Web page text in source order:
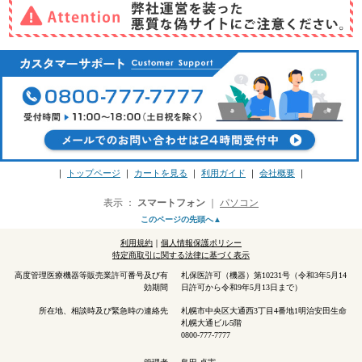
トップページ カートを見る 利用ガイド 会社概要
表示 ： スマートフォン パソコン
このページの先頭へ▲
利用規約
個人情報保護ポリシー
特定商取引に関する法律に基づく表示
高度管理医療機器等販売業許可番号及び有
効期間
所在地、相談時及び緊急時の連絡先
札保医許可（機器）第10231号（令和3年5月14
日許可から令和9年5月13日まで）
札幌市中央区大通西3丁目4番地1明治安田生命
札幌大通ビル5階
0800-777-7777